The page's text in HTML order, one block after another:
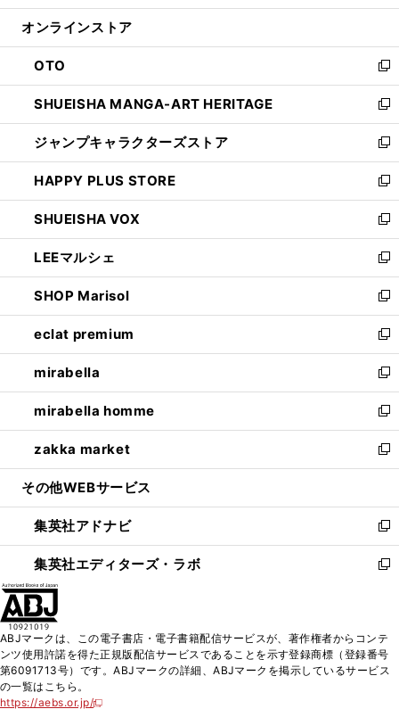
開
ン
ウ
で
開
く
ウ
ン
ド
ウ
で
開
く
オンラインストア
OTO
新
し
い
ウ
ィ
ン
ド
ウ
で
開
く
SHUEISHA MANGA-ART HERITAGE
新
し
い
ウ
ィ
ン
ド
ウ
で
開
く
ジャンプキャラクターズストア
新
し
い
ウ
ィ
ン
ド
ウ
で
開
く
HAPPY PLUS STORE
新
し
い
ウ
ィ
ン
ド
ウ
で
開
く
SHUEISHA VOX
新
し
い
ウ
ィ
ン
ド
ウ
で
開
く
LEEマルシェ
新
し
い
ウ
ィ
ン
ド
ウ
で
開
く
SHOP Marisol
新
し
い
ウ
ィ
ン
ド
ウ
で
開
eclat premium
新
し
い
ウ
ィ
ン
ド
ウ
開
く
mirabella
新
し
い
ウ
ィ
ン
ウ
で
開
く
mirabella homme
新
し
い
ウ
ン
ド
ウ
で
zakka market
新
し
ウ
ィ
ン
ド
く
その他WEBサービス
集英社アドナビ
新
し
い
ド
ウ
で
集英社エディターズ・ラボ
新
ィ
ン
ド
ABJマークは、この電子書店・電子書籍配信サービスが、著作権者からコンテ
ンツ使用許諾を得た正規版配信サービスであることを示す登録商標（登録番号
第6091713号）です。ABJマークの詳細、ABJマークを掲示しているサービス
の一覧はこちら。
https://aebs.or.jp/
新